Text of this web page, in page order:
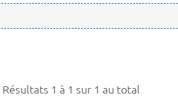
Résultats 1 à 1 sur 1 au total